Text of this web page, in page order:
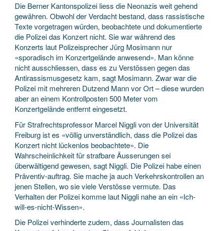
Die Berner Kantonspolizei liess die Neonazis weit gehend
gewähren. Obwohl der Verdacht bestand, dass rassistische
Texte vorgetragen würden, beobachtete und dokumentierte
die Polizei das Konzert nicht. Sie war während des
Konzerts laut Polizeisprecher Jürg Mosimann nur
«sporadisch im Konzertgelände anwesend». Man könne
nicht ausschliessen, dass es zu Verstössen gegen das
Antirassismusgesetz kam, sagt Mosimann. Zwar war die
Polizei mit mehreren Dutzend Mann vor Ort – diese wurden
aber an einem Kontrollposten 500 Meter vom
Konzertgelände entfernt eingesetzt.
Für Strafrechtsprofessor Marcel Niggli von der Universität
Freiburg ist es «völlig unverständlich, dass die Polizei das
Konzert nicht lückenlos beobachtete». Die
Wahrscheinlichkeit für strafbare Äusserungen sei
überwältigend gewesen, sagt Niggli. Die Polizei habe einen
Präventiv-auftrag. Sie mache ja auch Verkehrskontrollen an
jenen Stellen, wo sie viele Verstösse vermute. Das
Verhalten der Polizei komme laut Niggli nahe an ein «Ich-
will-es-nicht-Wissen».
Die Polizei verhinderte zudem, dass Journalisten das